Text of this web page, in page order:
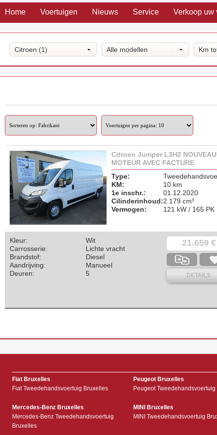
Home Voertuigen Nieuws Service Verkoop uw
Citroen (1) Alle modellen Km
Citroen Jumper L3H2 NOUVEAU
MOTEUR AVEC FACTURE
Type:
KM:
10 km
1e inschr.:
01.12.2020
Cilinderinhoud:2.179 cm³
Vermogen:
121 kW / 165 PK
21.659 €
DETAILS
Kleur:
Wit
Carrosserie:
Lichte vracht
Brandstof:
Diesel
Aandrijving:
Manueel
Deuren:
5
Fiat Bruxelles
Fiat Tweedehandsvoertuig Bruxelles
Peugeot Bruxelles
Peugeot
Mercedes-Benz Bruxelles
Mercedes-Benz Tweedehandsvoertuig
Bruxelles
MINI Bruxelles
MINI Tweedehandsvoertuig